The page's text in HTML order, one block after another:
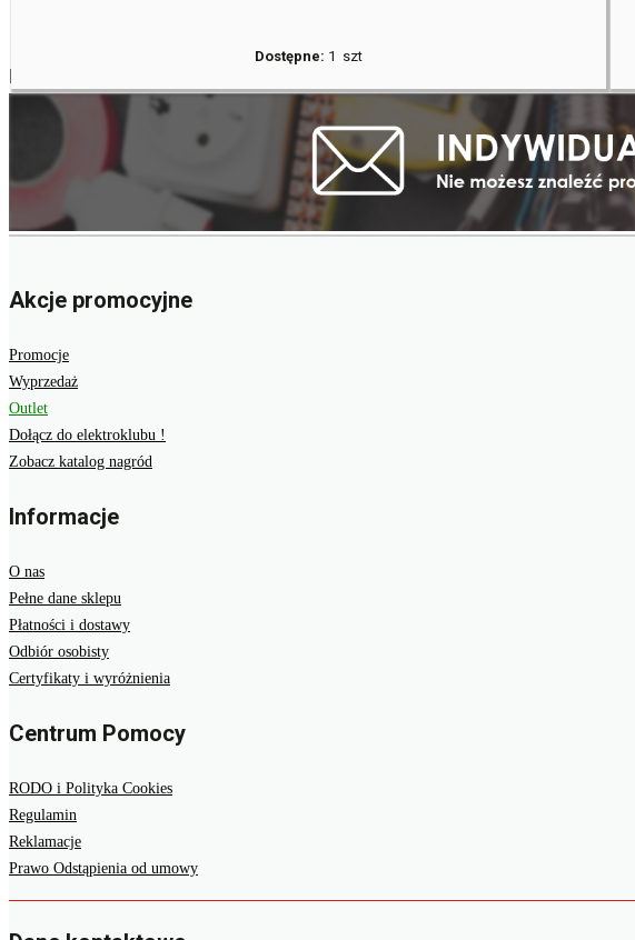
Dostępne: 1 szt
ROBOTY KOSZĄCE
Akcje promocyjne
Promocje
Wyprzedaż
Outlet
Dołącz do elektroklubu !
Zobacz katalog nagród
Informacje
O nas
Pełne dane sklepu
Płatności i dostawy
Odbiór osobisty
Certyfikaty i wyróżnienia
Centrum Pomocy
RODO i Polityka Cookies
Regulamin
Reklamacje
Prawo Odstąpienia od umowy